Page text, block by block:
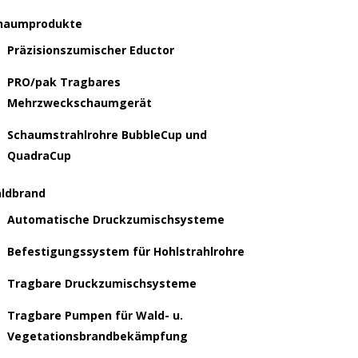
Präzisionszumischer Eductor
PRO/pak Tragbares
Mehrzweckschaumgerät
Schaumstrahlrohre BubbleCup und
QuadraCup
Automatische Druckzumischsysteme
Befestigungssystem für Hohlstrahlrohre
Tragbare Druckzumischsysteme
Tragbare Pumpen für Wald- u.
Vegetationsbrandbekämpfung